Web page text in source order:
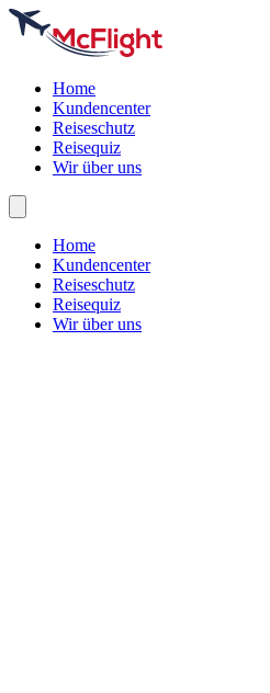
Home
Kundencenter
Reiseschutz
Reisequiz
Wir über uns
Home
Kundencenter
Reiseschutz
Reisequiz
Wir über uns